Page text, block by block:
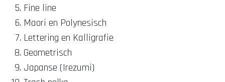
Fine line
Maori en Polynesisch
Lettering en Kalligrafie
Geometrisch
Japanse (Irezumi)